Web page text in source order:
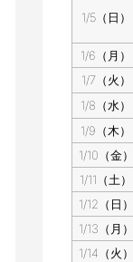
1/5（日）
1/6（月）
1/7（火）
1/8（水）
1/9（木）
1/10（金）
1/11（土）
1/12（日）
1/13（月）
1/14（火）